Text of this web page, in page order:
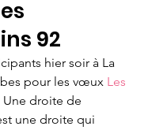
92
hier soir à La
pour les vœux Les
Une droite de
une droite qui